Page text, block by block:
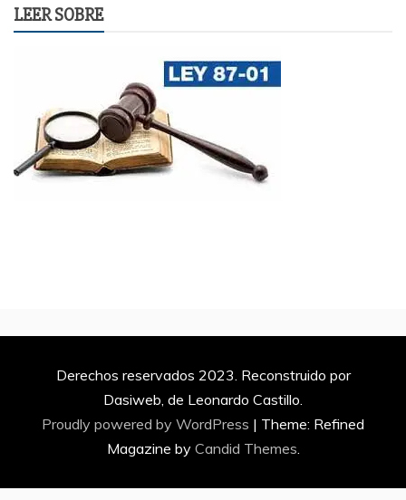
LEER SOBRE
Derechos reservados 2023. Reconstruido por
Dasiweb, de Leonardo Castillo.
Proudly powered by WordPress | Theme: Refined
Magazine by Candid Themes.